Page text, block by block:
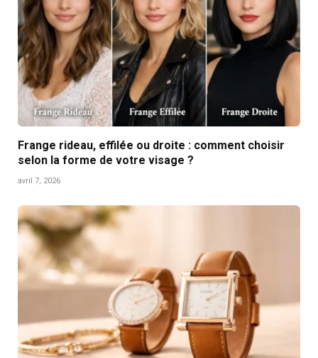
Frange rideau, effilée ou droite : comment choisir
selon la forme de votre visage ?
avril 7, 2026